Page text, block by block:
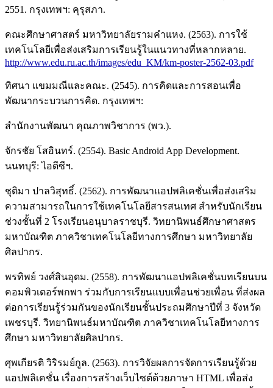
2551. กรุงเทพฯ: คุรุสภา.
คณะศึกษาศาสตร์ มหาวิทยาลัยรามคำแหง. (2563). การใช้
เทคโนโลยีเพื่อส่งเสริมการเรียนรู้ในแนวทางที่หลากหลาย.
http://www.edu.ru.ac.th/images/edu_KM/km-poster-2562-03.pdf
ทิศนา แขมมณีและคณะ. (2545). การคิดและการสอนเพื่อ
พัฒนากระบวนการคิด. กรุงเทพฯ:
สำนักงานพัฒนา คุณภาพวิชาการ (พว.).
จักรชัย โสอินทร์. (2554). Basic Android App Development.
นนทบุรี: ไอดีซีฯ.
ชุติมา ปาลวิสุทธิ์. (2562). การพัฒนาแอปพลิเคชั่นเพื่อส่งเสริม
ความสามารถในการใช้เทคโนโลยีสารสนเทศ สำหรับนักเรียน
ช่วงชั้นที่ 2 โรงเรียนอนุบาลราชบุรี. วิทยานิพนธ์ศึกษาศาสตร
มหาบัณฑิต ภาควิชาเทคโนโลยีทางการศึกษา มหาวิทยาลัย
ศิลปากร.
พรทิพย์ วงศ์สินอุดม. (2558). การพัฒนาแอปพลิเคชั่นบทเรียนบน
คอมพิวเตอร์พกพา ร่วมกับการเรียนแบบเพื่อนช่วยเพื่อน ที่ส่งผล
ต่อการเรียนรู้ร่วมกันของนักเรียนชั้นประถมศึกษาปีที่ 3 จังหวัด
เพชรบุรี. วิทยานิพนธ์มหาบัณฑิต ภาควิชาเทคโนโลยีทางการ
ศึกษา มหาวิทยาลัยศิลปากร.
ศุพเกียรติ วิริรมย์กูล. (2563). การวิจัยผลการจัดการเรียนรู้ด้วย
แอปพลิเคชั่น เรื่องการสร้างเว็บไซต์ด้วยภาษา HTML เพื่อส่ง